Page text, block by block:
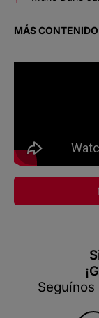
MÁS CONTENIDO